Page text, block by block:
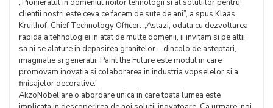
„Pionieratul in domeniul noilor tehnologii si al solutiilor pentru
clientii nostri este ceva ce facem de sute de ani”, a spus Klaas
Kruithof, Chief Technology Officer. „Astazi, odata cu dezvoltarea
rapida a tehnologiei in atat de multe domenii, ii invitam si pe altii
sa ni se alature in depasirea granitelor – dincolo de asteptari,
imaginatie si generatii. Paint the Future este modul in care
promovam inovatia si colaborarea in industria vopselelor si a
finisajelor decorative.”
AkzoNobel are o abordare unica in care toata lumea este